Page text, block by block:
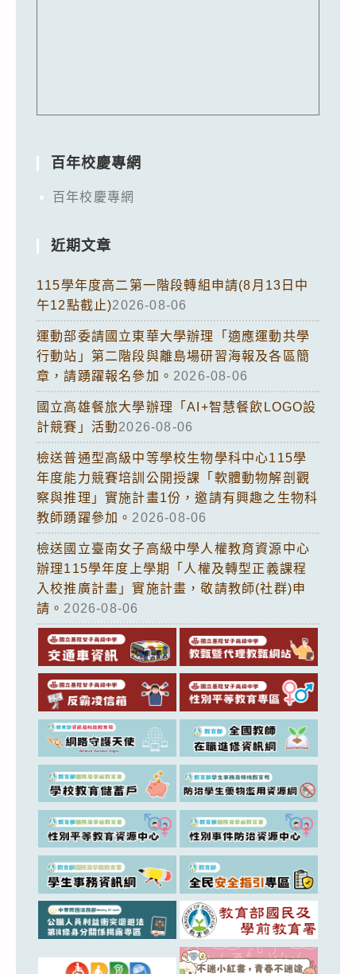
百年校慶專網
百年校慶專網
近期文章
115學年度高二第一階段轉組申請(8月13日中
午12點截止)2026-08-06
運動部委請國立東華大學辦理「適應運動共學
行動站」第二階段與離島場研習海報及各區簡
章，請踴躍報名參加。 2026-08-06
國立高雄餐旅大學辦理「AI+智慧餐飲LOGO設
計競賽」活動2026-08-06
檢送普通型高級中等學校生物學科中心115學
年度能力競賽培訓公開授課「軟體動物解剖觀
察與推理」實施計畫1份，邀請有興趣之生物科
教師踴躍參加。 2026-08-06
檢送國立臺南女子高級中學人權教育資源中心
辦理115學年度上學期「人權及轉型正義課程
入校推廣計畫」實施計畫，敬請教師(社群)申
請。 2026-08-06